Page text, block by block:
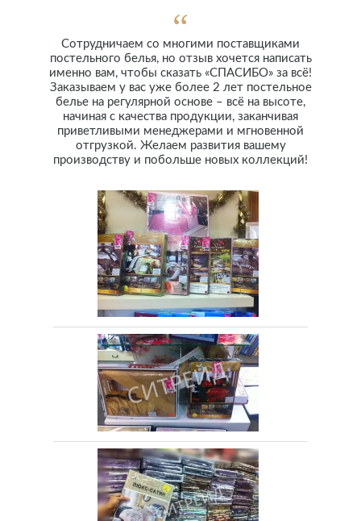
Сотрудничаем со многими поставщиками
постельного белья, но отзыв хочется написать
именно вам, чтобы сказать «СПАСИБО» за всё!
Заказываем у вас уже более 2 лет постельное
белье на регулярной основе – всё на высоте,
начиная с качества продукции, заканчивая
приветливыми менеджерами и мгновенной
отгрузкой. Желаем развития вашему
производству и побольше новых коллекций!